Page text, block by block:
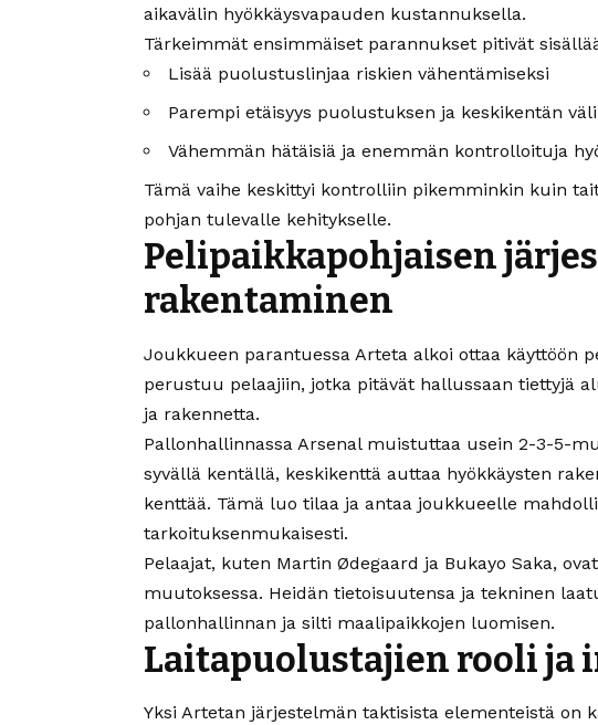
aikavälin hyökkäysvapauden kustannuksella.
Tärkeimmät ensimmäiset parannukset pitivät
Lisää puolustuslinjaa riskien vähentämiseksi
Parempi etäisyys puolustuksen ja keskikentän
Vähemmän hätäisiä ja enemmän kontrolloituja
Tämä vaihe keskittyi kontrolliin pikemminkin kuin
pohjan tulevalle kehitykselle.
Pelipaikkapohjaisen
rakentaminen
Joukkueen parantuessa Arteta alkoi ottaa käyttöön
perustuu pelaajiin, jotka pitävät hallussaan tiettyjä
ja rakennetta.
Pallonhallinnassa Arsenal muistuttaa usein 2-3-5-
syvällä kentällä, keskikenttä auttaa hyökkäysten
kenttää. Tämä luo tilaa ja antaa joukkueelle
tarkoituksenmukaisesti.
Pelaajat, kuten Martin Ødegaard ja Bukayo Saka,
muutoksessa. Heidän tietoisuutensa ja tekninen
pallonhallinnan ja silti maalipaikkojen luomisen.
Laitapuolustajien rooli ja
Yksi Artetan järjestelmän taktisista elementeistä on